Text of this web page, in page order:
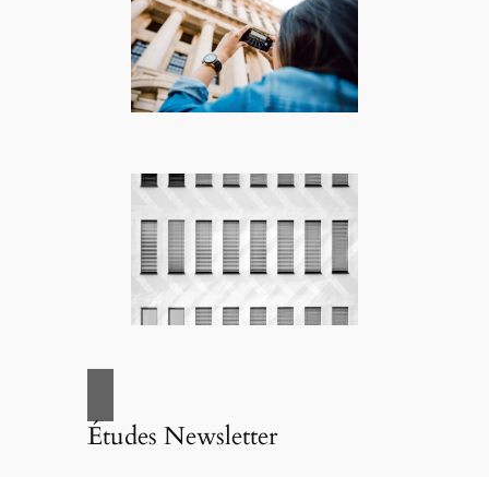
Études Newsletter